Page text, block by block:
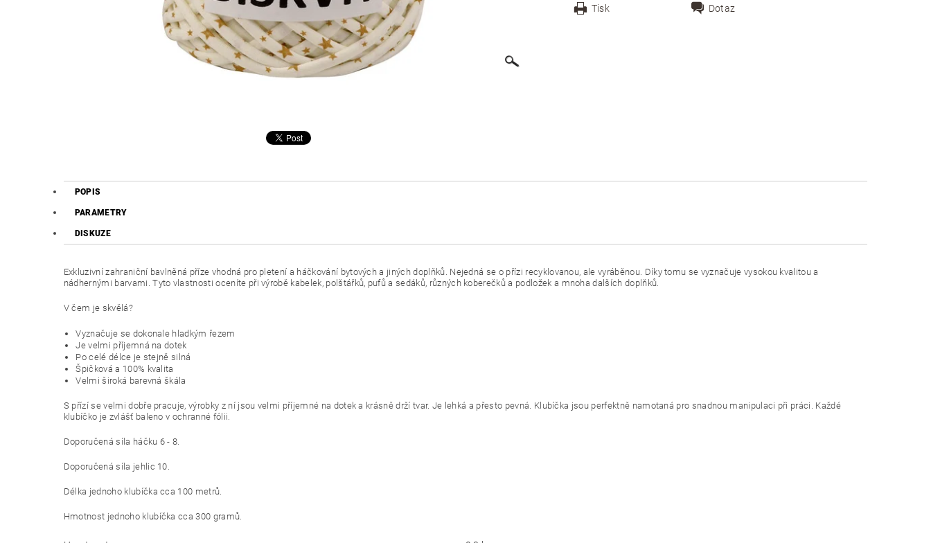
Tisk Dotaz
POPIS
PARAMETRY
DISKUZE
Exkluzivní zahraniční bavlněná příze vhodná pro pletení a háčkování bytových a jiných doplňků. Nejedná se o přízi recyklovanou, ale vyráběnou. Díky tomu se vyznačuje vysokou kvalitou a
nádhernými barvami. Tyto vlastnosti oceníte při výrobě kabelek, polštářků, pufů a sedáků, různých koberečků a podložek a mnoha dalších doplňků.
V čem je skvělá?
Vyznačuje se dokonale hladkým řezem
Je velmi příjemná na dotek
Po celé délce je stejně silná
Špičková a 100% kvalita
Velmi široká barevná škála
S přízí se velmi dobře pracuje, výrobky z ní jsou velmi příjemné na dotek a krásně drží tvar. Je lehká a přesto pevná. Klubíčka jsou perfektně namotaná pro snadnou manipulaci při práci. Každé
klubíčko je zvlášť baleno v ochranné fólii.
Doporučená síla háčku 6 - 8.
Doporučená síla jehlic 10.
Délka jednoho klubíčka cca 100 metrů.
Hmotnost jednoho klubíčka cca 300 gramů.